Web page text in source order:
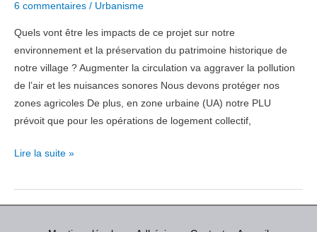
du
!!
6 commentaires / Urbanisme
Quels vont être les impacts de ce projet sur notre
environnement et la préservation du patrimoine historique de
notre village ? Augmenter la circulation va aggraver la pollution
de l’air et les nuisances sonores Nous devons protéger nos
zones agricoles De plus, en zone urbaine (UA) notre PLU
prévoit que pour les opérations de logement collectif,
Un
de
construction
Lire la suite »